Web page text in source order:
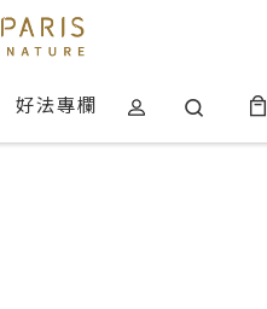
好法專欄 Search